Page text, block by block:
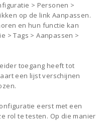
> Personen >
op de link Aanpassen.
en hun functie kan
> Tags > Aanpassen >
toegang heeft tot
een lijst verschijnen
eerst met een
rol te testen. Op die manier